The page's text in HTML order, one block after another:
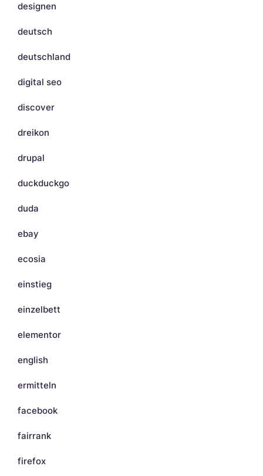
designen
deutsch
deutschland
digital seo
discover
dreikon
drupal
duckduckgo
duda
ebay
ecosia
einstieg
einzelbett
elementor
english
ermitteln
facebook
fairrank
firefox